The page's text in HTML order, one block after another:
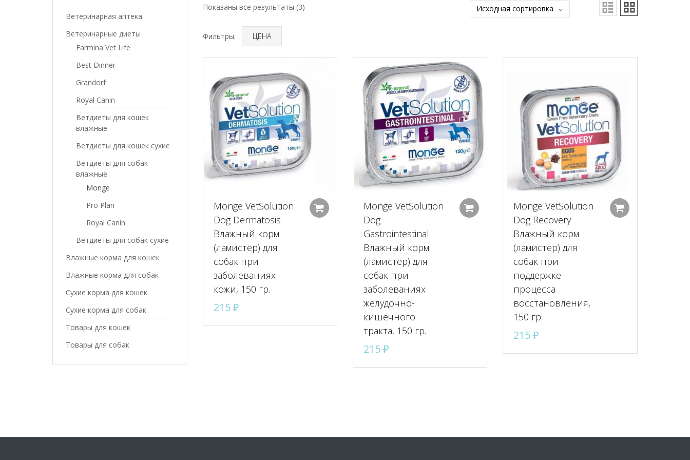
Показаны все результаты (3)
Фильтры: ЦЕНА
Monge VetSolution
Dog Dermatosis
Влажный корм
(ламистер) для
собак при
заболеваниях
кожи, 150 гр.
215₽
Добавить в корзину
Monge VetSolution
Dog
Gastrointestinal
Влажный корм
(ламистер) для
собак при
заболеваниях
желудочно-
кишечного
тракта, 150 гр.
215₽
Добавить в корзину
Monge VetSolution
Dog Recovery
Влажный корм
(ламистер) для
собак при
поддержке
процесса
восстановления,
150 гр.
215₽
Ветеринарная аптека
Ветеринарные диеты
Farmina Vet Life
Best Dinner
Grandorf
Royal Canin
Ветдиеты для кошек
влажные
Ветдиеты для кошек сухие
Ветдиеты для собак
влажные
Monge
Pro Plan
Royal Canin
Ветдиеты для собак сухие
Влажные корма для кошек
Влажные корма для собак
Сухие корма для кошек
Сухие корма для собак
Товары для кошек
Товары для собак